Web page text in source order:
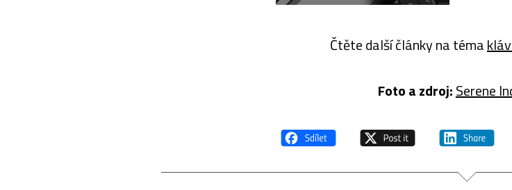
Čtěte další články na téma
Foto a zdroj:Serene